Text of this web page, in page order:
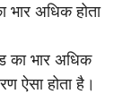
भार अधिक होता
का भार अधिक
ऐसा होता है।